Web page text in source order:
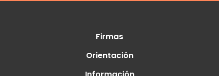
Firmas
Orientación